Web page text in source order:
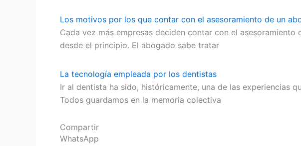
Los motivos por los que contar con el asesoramiento de un
Cada vez más empresas deciden contar con el
desde el principio. El abogado sabe tratar
La tecnología empleada por los dentistas
Ir al dentista ha sido, históricamente, una de las experiencias
Todos guardamos en la memoria colectiva
Compartir
WhatsApp